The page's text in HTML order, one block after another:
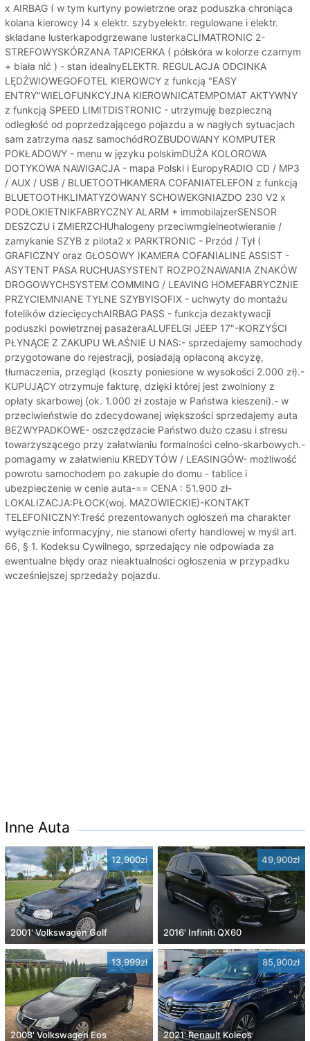
x AIRBAG ( w tym kurtyny powietrzne oraz poduszka chroniąca
kolana kierowcy )4 x elektr. szybyelektr. regulowane i elektr.
składane lusterkapodgrzewane lusterkaCLIMATRONIC 2-
STREFOWYSKÓRZANA TAPICERKA ( półskóra w kolorze czarnym
+ biała nić ) - stan idealnyELEKTR. REGULACJA ODCINKA
LĘDŹWIOWEGOFOTEL KIEROWCY z funkcją "EASY
ENTRY"WIELOFUNKCYJNA KIEROWNICATEMPOMAT AKTYWNY
z funkcją SPEED LIMITDISTRONIC - utrzymuję bezpieczną
odległość od poprzedzającego pojazdu a w nagłych sytuacjach
sam zatrzyma nasz samochódROZBUDOWANY KOMPUTER
POKŁADOWY - menu w języku polskimDUŻA KOLOROWA
DOTYKOWA NAWIGACJA - mapa Polski i EuropyRADIO CD / MP3
/ AUX / USB / BLUETOOTHKAMERA COFANIATELEFON z funkcją
BLUETOOTHKLIMATYZOWANY SCHOWEKGNIAZDO 230 V2 x
PODŁOKIETNIKFABRYCZNY ALARM + immobilajzerSENSOR
DESZCZU i ZMIERZCHUhalogeny przeciwmgielneotwieranie /
zamykanie SZYB z pilota2 x PARKTRONIC - Przód / Tył (
GRAFICZNY oraz GŁOSOWY )KAMERA COFANIALINE ASSIST -
ASYTENT PASA RUCHUASYSTENT ROZPOZNAWANIA ZNAKÓW
DROGOWYCHSYSTEM COMMING / LEAVING HOMEFABRYCZNIE
PRZYCIEMNIANE TYLNE SZYBYISOFIX - uchwyty do montażu
fotelików dziecięcychAIRBAG PASS - funkcja dezaktywacji
poduszki powietrznej pasażeraALUFELGI JEEP 17"-KORZYŚCI
PŁYNĄCE Z ZAKUPU WŁAŚNIE U NAS:- sprzedajemy samochody
przygotowane do rejestracji, posiadają opłaconą akcyzę,
tłumaczenia, przegląd (koszty poniesione w wysokości 2.000 zł).-
KUPUJĄCY otrzymuje fakturę, dzięki której jest zwolniony z
opłaty skarbowej (ok. 1.000 zł zostaje w Państwa kieszeni).- w
przeciwieństwie do zdecydowanej większości sprzedajemy auta
BEZWYPADKOWE- oszczędzacie Państwo dużo czasu i stresu
towarzyszącego przy załatwianiu formalności celno-skarbowych.-
pomagamy w załatwieniu KREDYTÓW / LEASINGÓW- możliwość
powrotu samochodem po zakupie do domu - tablice i
ubezpieczenie w cenie auta-== CENA : 51.900 zł-
LOKALIZACJA:PŁOCK(woj. MAZOWIECKIE)-KONTAKT
TELEFONICZNY:Treść prezentowanych ogłoszeń ma charakter
wyłącznie informacyjny, nie stanowi oferty handlowej w myśl art.
66, § 1. Kodeksu Cywilnego, sprzedający nie odpowiada za
ewentualne błędy oraz nieaktualności ogłoszenia w przypadku
wcześniejszej sprzedaży pojazdu.
Inne Auta
12,900zł
2001' Volkswagen Golf
49,900zł
2016' Infiniti QX60
13,999zł
2008' Volkswagen Eos
85,900zł
2021' Renault Koleos